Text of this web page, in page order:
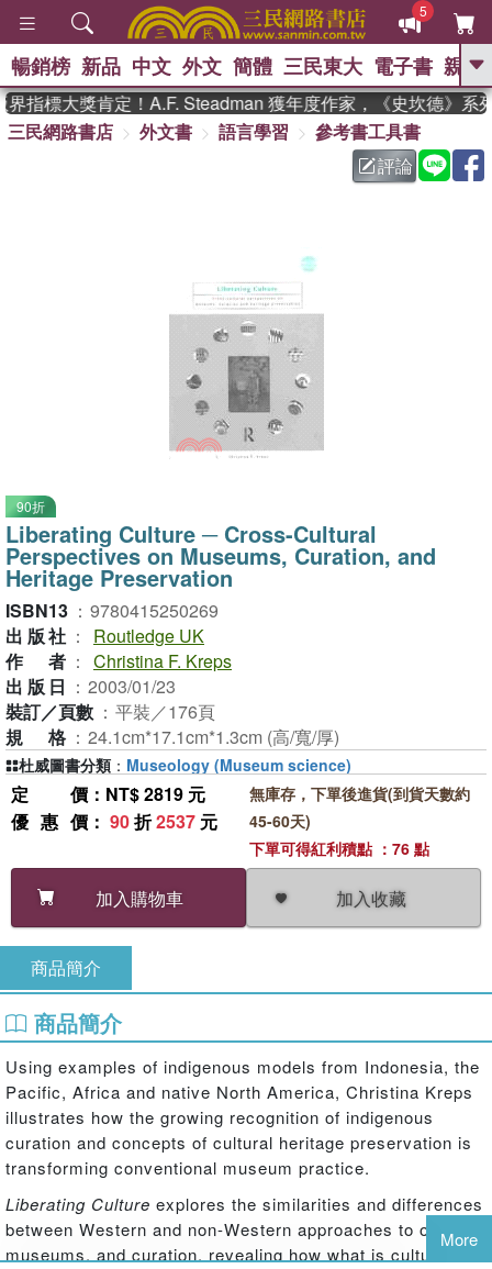
5
GO
熱搜： 東野圭吾 、 高希均教授回憶錄
父親節 、 如果歷
暑期推薦 、 國際布克
暢銷榜 新品 中文 外文 簡體 三民東大 電子書 親子
指標大獎肯定！A.F. Steadman 獲年度作家，《史坎德》系列
三民網路書店
外文書 語言學習
參考書工具書
評論
90折
Liberating Culture ─ Cross-Cultural
Perspectives on Museums, Curation, and
Heritage Preservation
ISBN13 ： 9780415250269
出版社 ：
Routledge UK
作者 ： Christina F. Kreps
出版日 ： 2003/01/23
裝訂／頁數 ： 平裝／176頁
規格 ： 24.1cm*17.1cm*1.3cm (高/寬/厚)
定價 ：NT$ 2819 元
優惠價 ： 90折2537 元
加入購物車 加入收藏
無庫存，下單後進貨(到貨天數約
45-60天)
下單可得紅利積點 ：76 點
杜威圖書分類 ： Museology (Museum science)
商品簡介
商品簡介
Using examples of indigenous models from Indonesia, the
Pacific, Africa and native North America, Christina Kreps
illustrates how the growing recognition of indigenous
curation and concepts of cultural heritage preservation is
transforming conventional museum practice.
Liberating Culture explores the similarities and differences
between Western and non-Western approaches to objects,
museums, and curation, revealing how what is culturally
More